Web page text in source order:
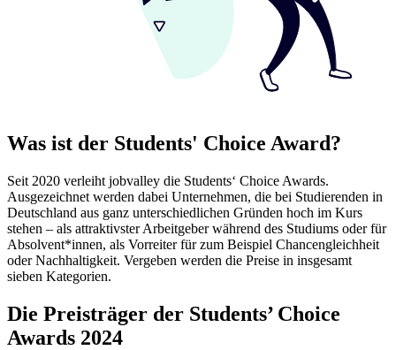
Was ist der Students' Choice Award?
Seit 2020 verleiht jobvalley die Students‘ Choice Awards.
Ausgezeichnet werden dabei Unternehmen, die bei Studierenden in
Deutschland aus ganz unterschiedlichen Gründen hoch im Kurs
stehen – als attraktivster Arbeitgeber während des Studiums oder für
Absolvent*innen, als Vorreiter für zum Beispiel Chancengleichheit
oder Nachhaltigkeit. Vergeben werden die Preise in insgesamt
sieben Kategorien.
Die Preisträger der Students’ Choice
Awards 2024